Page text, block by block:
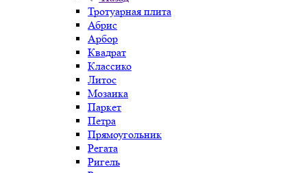
Тротуарная плита
Абрис
Арбор
Квадрат
Классико
Литос
Мозаика
Паркет
Петра
Прямоугольник
Регата
Ригель